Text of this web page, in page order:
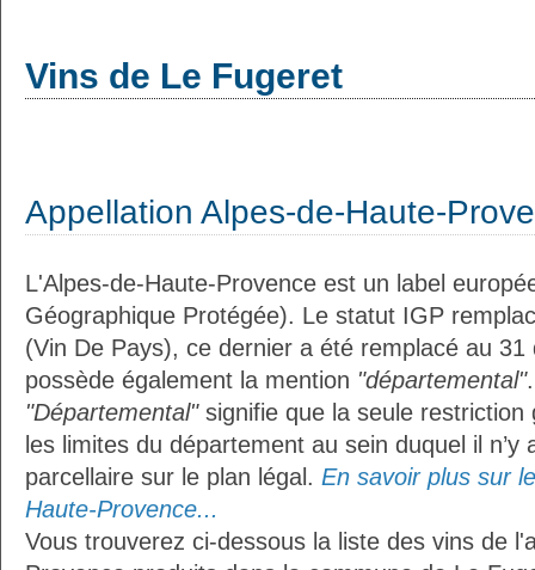
Vins de Le Fugeret
Appellation Alpes-de-Haute-
L'Alpes-de-Haute-Provence est un label
Géographique Protégée). Le statut IGP
(Vin De Pays), ce dernier a été remplacé au 31
possède également la mention "départemental"
"Départemental"signifie que la seule restriction
les limites du département au sein duquel il n’y
parcellaire sur le plan légal. En savoir plus sur
Haute-Provence...
Vous trouverez ci-dessous la liste des vins de